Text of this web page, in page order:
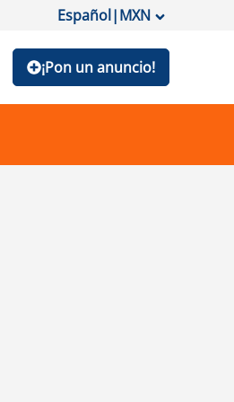
Español|MXN
¡Pon un anuncio!